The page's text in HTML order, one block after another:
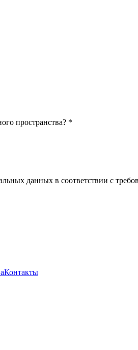
пространства? *
данных в соответствии с
Контакты